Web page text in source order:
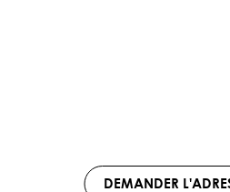
DEMANDER